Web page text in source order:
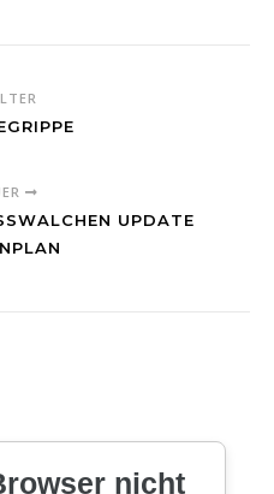
UPDATE B